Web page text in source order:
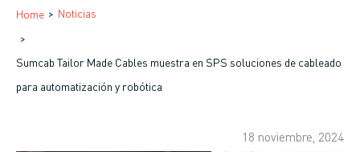
Sobrescribir
enlaces
de
Home Noticias
Sumcab Tailor Made Cables muestra en SPS soluciones de cableado
para automatización y robótica
18 noviembre, 2024